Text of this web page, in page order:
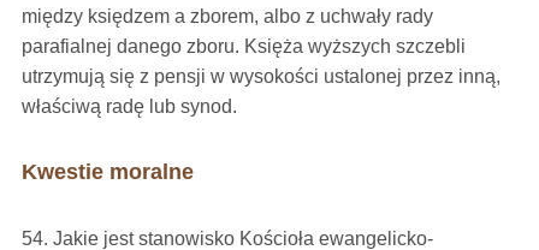
między księdzem a zborem, albo z uchwały rady
parafialnej danego zboru. Księża wyższych szczebli
utrzymują się z pensji w wysokości ustalonej przez inną,
właściwą radę lub synod.
Kwestie moralne
54. Jakie jest stanowisko Kościoła ewangelicko-